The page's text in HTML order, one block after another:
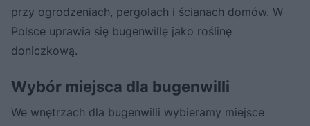
przy ogrodzeniach, pergolach i ścianach domów. W
Polsce uprawia się bugenwillę jako roślinę
doniczkową.
Wybór miejsca dla bugenwilli
We wnętrzach dla bugenwilli wybieramy miejsce